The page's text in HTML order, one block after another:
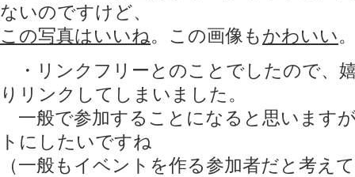
ないのですけど、
この写真はいいね。この画像もかわいい
・リンクフリーとのことでしたので、
りリンクしてしまいました。
一般で参加することになると思います
トにしたいですね
（一般もイベントを作る参加者だと考え